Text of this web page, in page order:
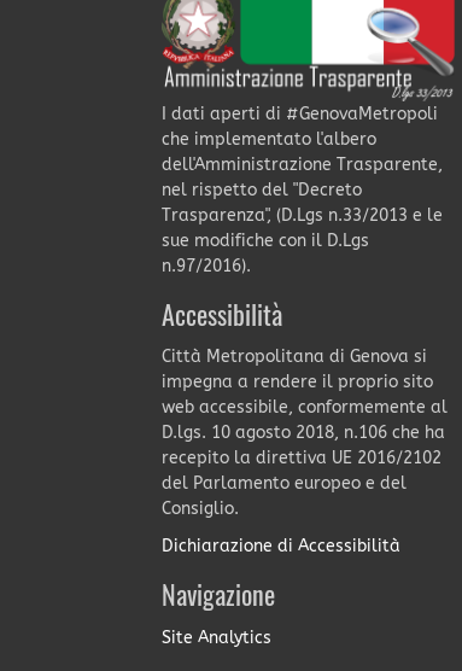
I dati aperti di #GenovaMetropoli
che implementato l'albero
dell'Amministrazione Trasparente,
nel rispetto del "Decreto
Trasparenza", (D.Lgs n.33/2013 e le
sue modifiche con il D.Lgs
n.97/2016).
Accessibilità
Città Metropolitana di Genova si
impegna a rendere il proprio sito
web accessibile, conformemente al
D.lgs. 10 agosto 2018, n.106 che ha
recepito la direttiva UE 2016/2102
del Parlamento europeo e del
Consiglio.
Dichiarazione di Accessibilità
Navigazione
Site Analytics